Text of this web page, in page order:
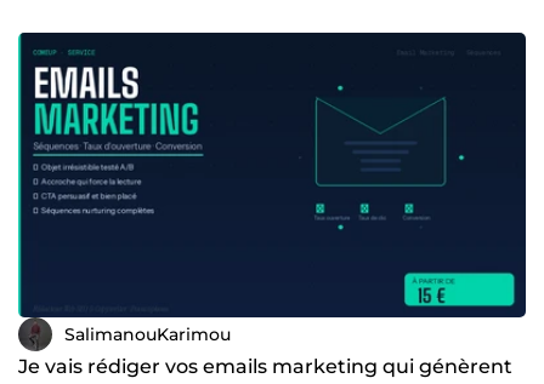
SalimanouKarimou
Je vais rédiger vos emails marketing qui génèrent